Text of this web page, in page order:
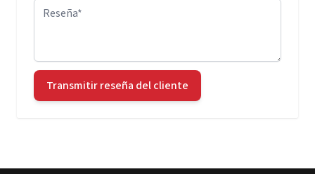
Reseña
Transmitir reseña del cliente